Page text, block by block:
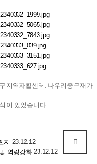
지역자활센터. 나우리중구재가
이 있었습니다.
지 23.12.12
역량강화 23.12.12